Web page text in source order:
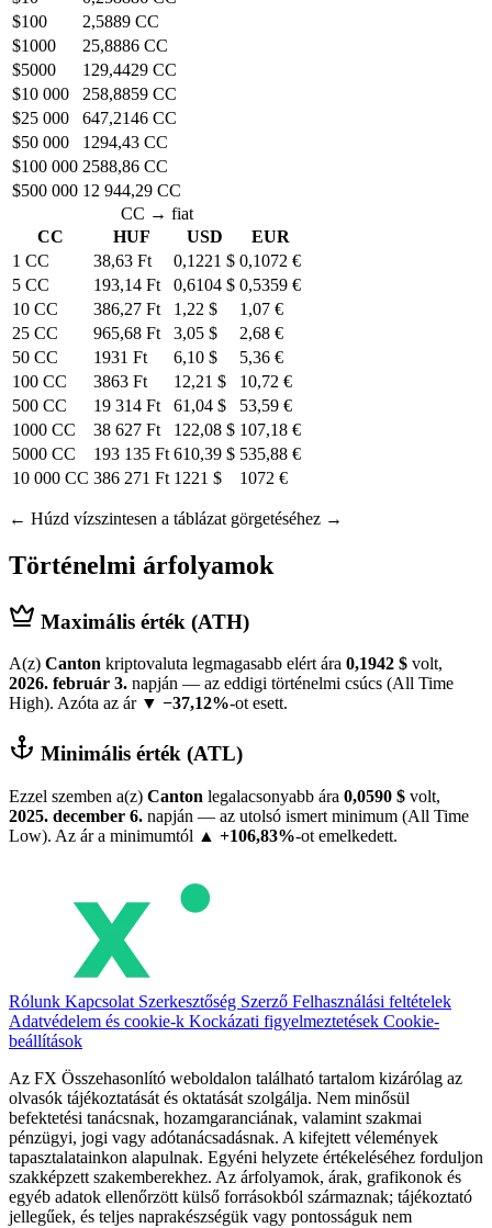
$100
2,5889 CC
$1000
25,8886 CC
$5000
129,4429 CC
$10 000
258,8859 CC
$25 000
647,2146 CC
$50 000
1294,43 CC
$100 000 2588,86 CC
$500 000 12 944,29 CC
CC → fiat
CC
HUF USD
EUR
1 CC
38,63 Ft 0,1221 $ 0,1072 €
5 CC
193,14 Ft 0,6104 $ 0,5359 €
10 CC
386,27 Ft 1,22 $
1,07 €
25 CC
965,68 Ft 3,05 $
2,68 €
50 CC
1931 Ft 6,10 $
5,36 €
100 CC
3863 Ft 12,21 $
10,72 €
500 CC
19 314 Ft 61,04 $
53,59 €
1000 CC
38 627 Ft 122,08 $ 107,18 €
5000 CC
193 135 Ft 610,39 $ 535,88 €
10 000 CC 386 271 Ft 1221 $ 1072 €
← Húzd vízszintesen a táblázat görgetéséhez →
Történelmi árfolyamok
Maximális érték (ATH)
A(z) Canton kriptovaluta legmagasabb elért ára 0,1942 $ volt,
2026. február 3. napján — az eddigi történelmi csúcs (All Time
High). Azóta az ár ▼ −37,12%-ot esett.
Minimális érték (ATL)
Ezzel szemben a(z) Canton legalacsonyabb ára 0,0590 $ volt,
2025. december 6. napján — az utolsó ismert minimum (All Time
Low). Az ár a minimumtól ▲ +106,83%-ot emelkedett.
Rólunk Kapcsolat Szerkesztőség Szerző Felhasználási feltételek
Adatvédelem és cookie-k Kockázati figyelmeztetések Cookie-
beállítások
Az FX Összehasonlító weboldalon található tartalom kizárólag az
olvasók tájékoztatását és oktatását szolgálja. Nem minősül
befektetési tanácsnak, hozamgaranciának, valamint szakmai
pénzügyi, jogi vagy adótanácsadásnak. A kifejtett vélemények
tapasztalatainkon alapulnak. Egyéni helyzete értékeléséhez forduljon
szakképzett szakemberekhez. Az árfolyamok, árak, grafikonok és
egyéb adatok ellenőrzött külső forrásokból származnak; tájékoztató
jellegűek, és teljes naprakészségük vagy pontosságuk nem